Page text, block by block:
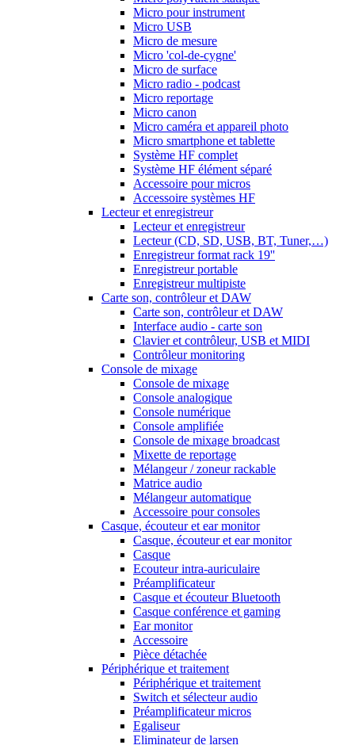
Micro pour instrument
Micro USB
Micro de mesure
Micro 'col-de-cygne'
Micro de surface
Micro radio - podcast
Micro reportage
Micro canon
Micro caméra et appareil photo
Micro smartphone et tablette
Système HF complet
Système HF élément séparé
Accessoire pour micros
Accessoire systèmes HF
Lecteur et enregistreur
Lecteur et enregistreur
Lecteur (CD, SD, USB, BT, Tuner,…)
Enregistreur format rack 19''
Enregistreur portable
Enregistreur multipiste
Carte son, contrôleur et DAW
Carte son, contrôleur et DAW
Interface audio - carte son
Clavier et contrôleur, USB et MIDI
Contrôleur monitoring
Console de mixage
Console de mixage
Console analogique
Console numérique
Console amplifiée
Console de mixage broadcast
Mixette de reportage
Mélangeur / zoneur rackable
Matrice audio
Mélangeur automatique
Accessoire pour consoles
Casque, écouteur et ear monitor
Casque, écouteur et ear monitor
Casque
Ecouteur intra-auriculaire
Préamplificateur
Casque et écouteur Bluetooth
Casque conférence et gaming
Ear monitor
Accessoire
Pièce détachée
Périphérique et traitement
Périphérique et traitement
Switch et sélecteur audio
Préamplificateur micros
Egaliseur
Eliminateur de larsen